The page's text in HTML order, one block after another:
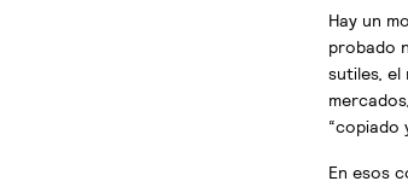
Hay un
probado
sutiles, el
“copiado
En esos